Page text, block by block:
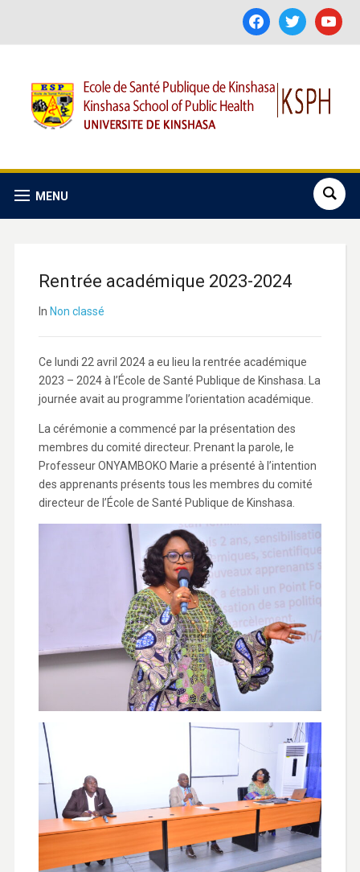
facebooktwitter youtube
MENU
Rentrée académique 2023-2024
In Non classé
Ce lundi 22 avril 2024 a eu lieu la rentrée académique
2023 – 2024 à l’École de Santé Publique de Kinshasa. La
journée avait au programme l’orientation académique.
La cérémonie a commencé par la présentation des
membres du comité directeur. Prenant la parole, le
Professeur ONYAMBOKO Marie a présenté à l’intention
des apprenants présents tous les membres du comité
directeur de l’École de Santé Publique de Kinshasa.